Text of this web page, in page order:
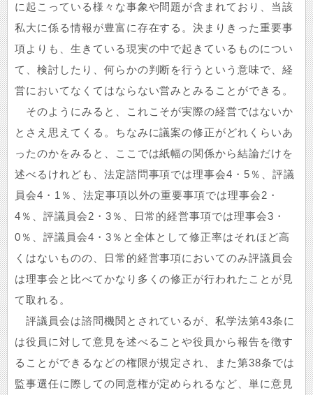
に起こっている様々な事象や問題が含まれており、当該
私大に係る情報が豊富に存在する。決まりきった重要事
項よりも、生きている現実の中で起きているものについ
て、検討したり、何らかの判断を行うという意味で、経
営においてなくてはならない営みとみることができる。
そのようにみると、これこそが実際の経営ではないか
とさえ思えてくる。ちなみに議案の修正がどれくらいあ
ったのかをみると、ここでは紙幅の関係から結論だけを
述べるけれども、法定諮問事項では理事会4・5％、評議
員会4・1％、法定事項以外の重要事項では理事会2・
4％、評議員会2・3％、日常的経営事項では理事会3・
0％、評議員会4・3％と全体として修正率はそれほど高
くはないものの、日常的経営事項においてのみ評議員会
は理事会と比べてかなり多くの修正が行われたことが見
て取れる。
評議員会は諮問機関とされているが、私学法第43条に
は役員に対して意見を述べることや役員から報告を徴す
ることができるなどの権限が規定され、また第38条では
監事選任に際しての同意権が定められるなど、単に意見